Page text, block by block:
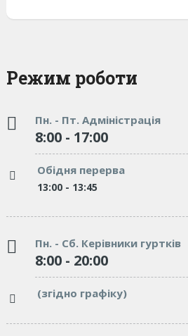
Режим роботи
Пн. - Пт. Адміністрація
8:00 - 17:00
Обідня перерва
13:00 - 13:45
Пн. - Сб. Керівники гуртків
8:00 - 20:00
(згідно графіку)